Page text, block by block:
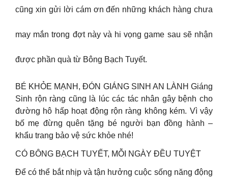
cũng xin gửi lời cám ơn đến những khách hàng chưa
may mắn trong đợt này và hi vọng game sau sẽ nhận
được phần quà từ Bông Bạch Tuyết.
BÉ KHỎE MẠNH, ĐÓN GIÁNG SINH AN LÀNH Giáng
Sinh rộn ràng cũng là lúc các tác nhân gây bệnh cho
đường hô hấp hoạt động rộn ràng không kém. Vì vậy
bố mẹ đừng quên tặng bé người bạn đồng hành –
khẩu trang bảo vệ sức khỏe nhé!
CÓ BÔNG BẠCH TUYẾT, MỖI NGÀY ĐỀU TUYỆT
Để có thể bắt nhịp và tận hưởng cuộc sống năng động